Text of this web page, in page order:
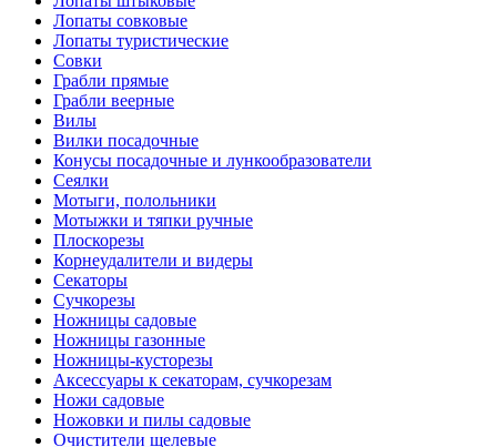
Лопаты совковые
Лопаты туристические
Совки
Грабли прямые
Грабли веерные
Вилы
Вилки посадочные
Конусы посадочные и лункообразователи
Сеялки
Мотыги, полольники
Мотыжки и тяпки ручные
Плоскорезы
Корнеудалители и видеры
Секаторы
Сучкорезы
Ножницы садовые
Ножницы газонные
Ножницы-кусторезы
Аксессуары к секаторам, сучкорезам
Ножи садовые
Ножовки и пилы садовые
Очистители щелевые